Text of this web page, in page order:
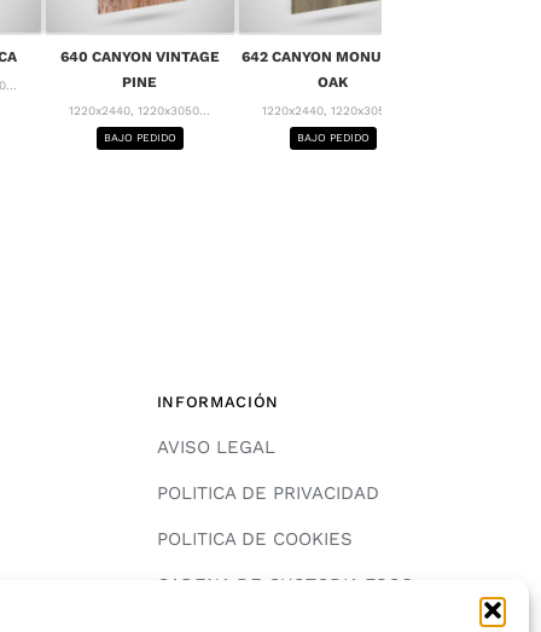
640 CANYON VINTAGE
PINE
1220x2440, 1220x3050...
BAJO PEDIDO
642 CANYON MONUMENT
OAK
1220x2440, 1220x3050...
BAJO PEDIDO
INFORMACIÓN
AVISO LEGAL
POLITICA DE PRIVACIDAD
POLITICA DE COOKIES
CADENA DE CUSTODIA FSC®